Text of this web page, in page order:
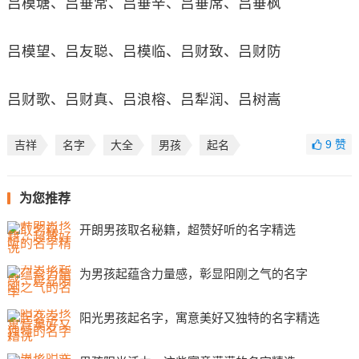
吕模塘、吕垂常、吕垂辛、吕垂席、吕垂枫
吕模望、吕友聪、吕模临、吕财致、吕财防
吕财歌、吕财真、吕浪榕、吕犁润、吕树嵩
吉祥 名字 大全 男孩 起名 9赞
为您推荐
开朗男孩取名秘籍，超赞好听的名字精选
为男孩起蕴含力量感，彰显阳刚之气的名字
阳光男孩起名字，寓意美好又独特的名字精选